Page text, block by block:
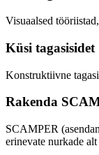
Visuaalsed
Küsi tagasisidet
Konstruktiivne
Rakenda
SCAMPER
erinevate nurkade alt